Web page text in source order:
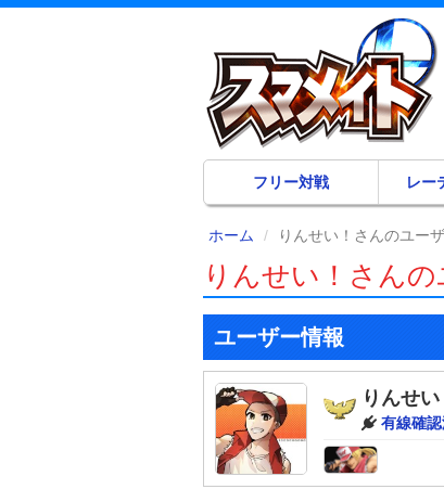
フリー対戦 レー
ホーム りんせい！さんのユー
りんせい！さん
ユーザー情報
りんせい
有線確